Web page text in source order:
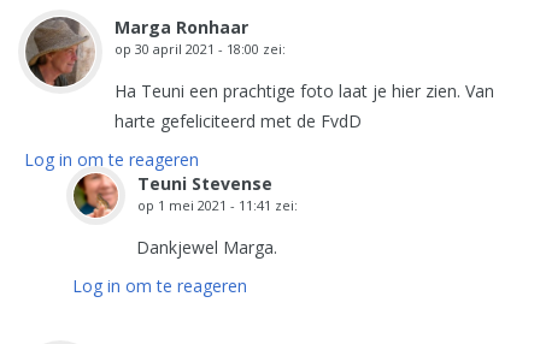
Marga Ronhaar
op 30 april 2021 - 18:00 zei:
Ha Teuni een prachtige foto laat je hier zien. Van
harte gefeliciteerd met de FvdD
Log in om te reageren
Teuni Stevense
op 1 mei 2021 - 11:41 zei:
Dankjewel Marga.
Log in om te reageren